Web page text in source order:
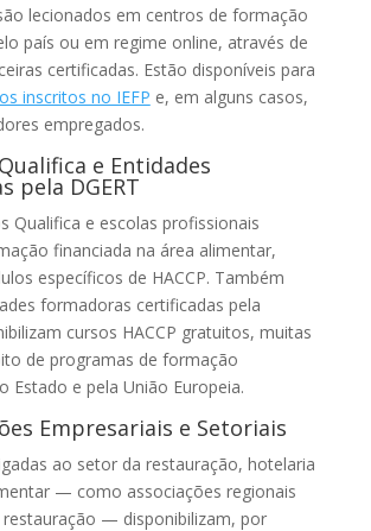
lecionados em centros de formação
país ou em regime online, através de
certificadas. Estão disponíveis para
inscritos no IEFP e, em alguns casos,
empregados.
e Entidades
pela DGERT
Qualifica e escolas profissionais
financiada na área alimentar,
específicos de HACCP. Também
formadoras certificadas pela
cursos HACCP gratuitos, muitas
de programas de formação
Estado e pela União Europeia.
Empresariais e Setoriais
ao setor da restauração, hotelaria
— como associações regionais
restauração — disponibilizam, por